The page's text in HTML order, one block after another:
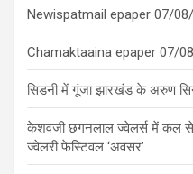
Newispatmail epaper 07/
Chamaktaaina epaper 07/
सिडनी में गूंजा झारखंड के अरुण
केशवजी छगनलाल ज्वेलर्स में कल से
ज्वेलरी फेस्टिवल ‘अवसर’